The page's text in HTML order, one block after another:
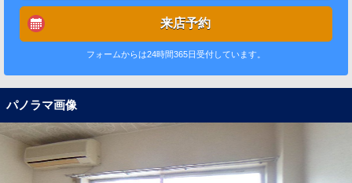
来店予約
フォームからは24時間365日受付しています。
パノラマ画像